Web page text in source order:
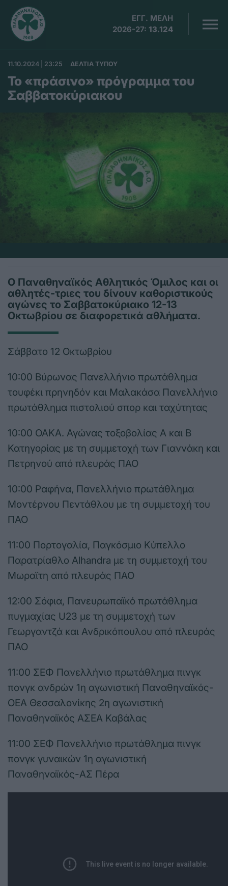
ΕΓΓ. ΜΕΛΗ
2026-27: 13.124
11.10.2024 | 23:25 ΔΕΛΤΙΑ ΤΥΠΟΥ
Το «πράσινο» πρόγραμμα του
Σαββατοκύριακου
Ο Παναθηναϊκός Αθλητικός Όμιλος και οι
αθλητές-τριες του δίνουν καθοριστικούς
αγώνες το Σαββατοκύριακο 12-13
Οκτωβρίου σε διαφορετικά αθλήματα.
Σάββατο 12 Οκτωβρίου
10:00 Βύρωνας Πανελλήνιο πρωτάθλημα
τουφέκι πρηνηδόν και Μαλακάσα Πανελλήνιο
πρωτάθλημα πιστολιού σπορ και ταχύτητας
10:00 ΟΑΚΑ. Αγώνας τοξοβολίας Α και Β
Κατηγορίας με τη συμμετοχή των Γιαννάκη και
Πετρηνού από πλευράς ΠΑΟ
10:00 Ραφήνα, Πανελλήνιο πρωτάθλημα
Μοντέρνου Πεντάθλου με τη συμμετοχή του
ΠΑΟ
11:00 Πορτογαλία, Παγκόσμιο Κύπελλο
Παρατρίαθλο Alhandra με τη συμμετοχή του
Μωραϊτη από πλευράς ΠΑΟ
12:00 Σόφια, Πανευρωπαϊκό πρωτάθλημα
πυγμαχίας U23 με τη συμμετοχή των
Γεωργαντζά και Ανδρικόπουλου από πλευράς
ΠΑΟ
11:00 ΣΕΦ Πανελλήνιο πρωτάθλημα πινγκ
πονγκ ανδρών 1η αγωνιστική Παναθηναϊκός-
ΟΕΑ Θεσσαλονίκης 2η αγωνιστική
Παναθηναϊκός ΑΣΕΑ Καβάλας
11:00 ΣΕΦ Πανελλήνιο πρωτάθλημα πινγκ
πονγκ γυναικών 1η αγωνιστική
Παναθηναϊκός-ΑΣ Πέρα